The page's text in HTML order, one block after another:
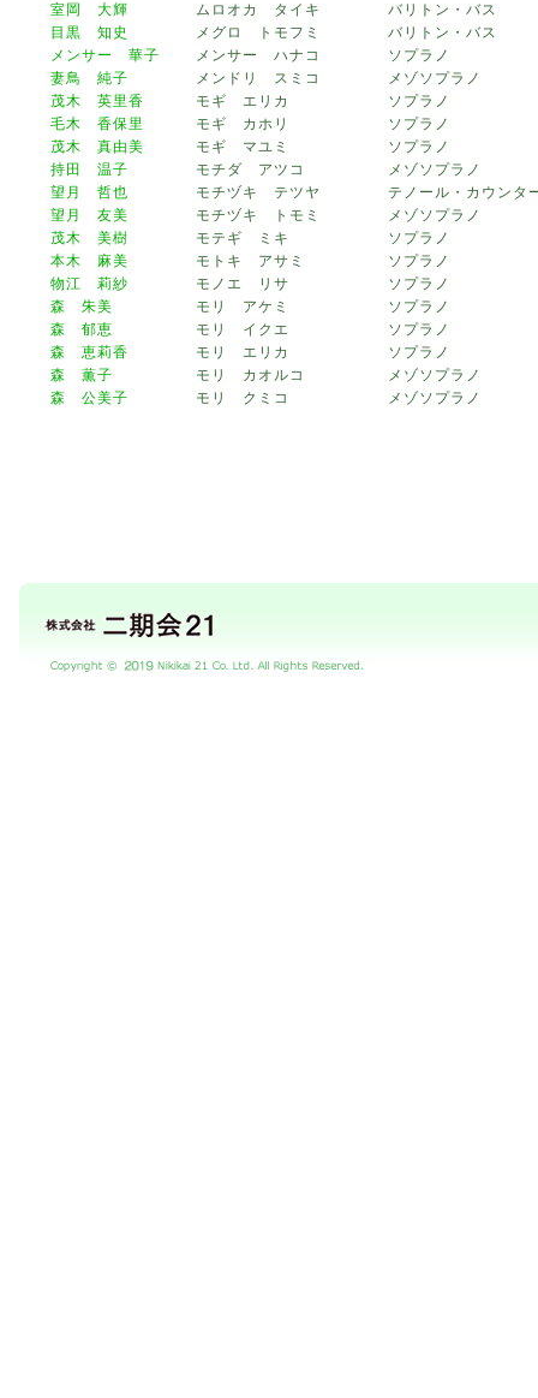
室岡 大輝
ムロオカ タイキ
バリトン・バス
目黒 知史
メグロ トモフミ
バリトン・バス
メンサー 華子
メンサー ハナコ
ソプラノ
妻鳥 純子
メンドリ スミコ
メゾソプラノ
茂木 英里香
モギ エリカ
ソプラノ
毛木 香保里
モギ カホリ
ソプラノ
茂木 真由美
モギ マユミ
ソプラノ
持田 温子
モチダ アツコ
メゾソプラノ
望月 哲也
モチヅキ テツヤ
テノール・カウンタ
望月 友美
モチヅキ トモミ
メゾソプラノ
茂木 美樹
モテギ ミキ
ソプラノ
本木 麻美
モトキ アサミ
ソプラノ
物江 莉紗
モノエ リサ
ソプラノ
森 朱美
モリ アケミ
ソプラノ
森 郁恵
モリ イクエ
ソプラノ
森 恵莉香
モリ エリカ
ソプラノ
森 薫子
モリ カオルコ
メゾソプラノ
森 公美子
モリ クミコ メゾソプラノ